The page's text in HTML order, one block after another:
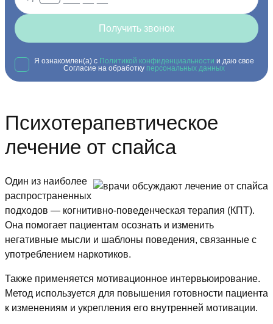
Получить звонок
Я ознакомлен(а) с Политикой конфиденциальности и даю свое
Согласие на обработку персональных данных
Психотерапевтическое
лечение от спайса
Один из наиболее
распространенных
подходов — когнитивно-поведенческая терапия (КПТ).
Она помогает пациентам осознать и изменить
негативные мысли и шаблоны поведения, связанные с
употреблением наркотиков.
Также применяется мотивационное интервьюирование.
Метод используется для повышения готовности пациента
к изменениям и укрепления его внутренней мотивации.